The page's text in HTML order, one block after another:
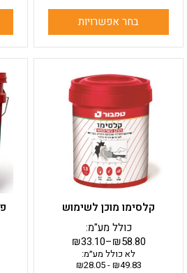
בחר אפשרויות
קלסימו מוכן לשימוש
₪33.10–₪58.80
כולל מע"מ:
לא כולל מע״מ:
₪49.83
-
₪28.05
זה
מספר
סוגים.
ניתן
לבחור
את
האפשרויות
המוצר